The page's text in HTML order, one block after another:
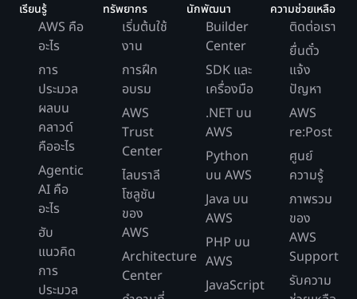
เรียนรู้
AWS คือ
อะไร
การ
ประมวล
ผลบน
คลาวด์
คืออะไร
Agentic
AI คือ
อะไร
ฮับ
แนวคิด
การ
ประมวล
ทรัพยากร
เริ่มต้นใช้
งาน
การฝึก
อบรม
AWS
Trust
Center
ไลบราลี
โซลูชัน
ของ
AWS
Architecture
Center
นักพัฒนา
Builder
Center
SDK และ
เครื่องมือ
.NET บน
AWS
Python
บน AWS
Java บน
AWS
PHP บน
AWS
JavaScript
ความช่วยเหลือ
ติดต่อเรา
ยื่นตั๋ว
แจ้ง
ปัญหา
AWS
re:Post
ศูนย์
ความรู้
ภาพรวม
ของ
AWS
Support
รับความ